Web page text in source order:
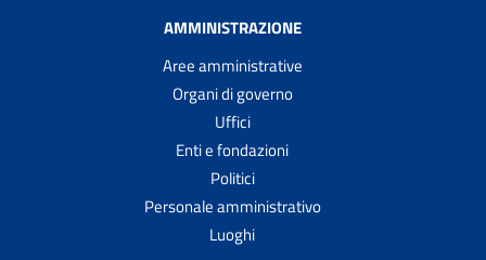
AMMINISTRAZIONE
Aree amministrative
Organi di governo
Uffici
Enti e fondazioni
Politici
Personale amministrativo
Luoghi